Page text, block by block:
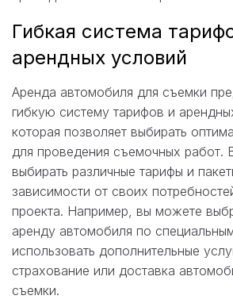
Гибкая система
арендных условий
Аренда автомобиля для съемки
гибкую систему тарифов и
которая позволяет выбирать
для проведения съемочных работ.
выбирать различные тарифы и
зависимости от своих
проекта. Например, вы можете
аренду автомобиля по
использовать дополнительные
страхование или доставка
съемки.